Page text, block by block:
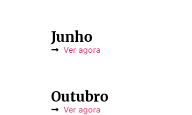
Junho
Ver agora
Outubro
Ver agora